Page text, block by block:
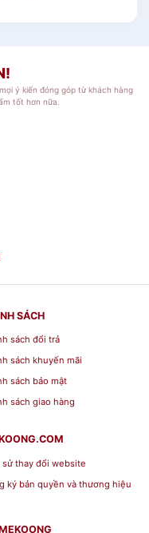
tiếp trên lửa.
quản
lock&lock
lòng liên hệ theo
8 Phường 13,
ý kiến đóng góp từ khách hàng
tốt hơn nữa.
SÁCH
sách đổi trả
sách khuyến mãi
sách bảo mật
sách giao hàng
sử thay đổi website
ký bản quyền và thương hiệu